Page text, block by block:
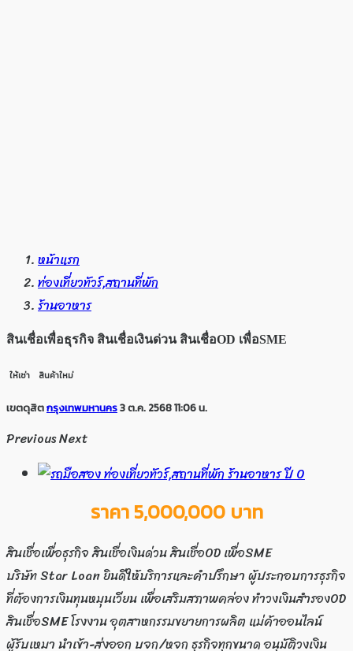
หน้าแรก
ท่องเที่ยวทัวร์,สถานที่พัก
ร้านอาหาร
สินเชื่อเพื่อธุรกิจ สินเชื่อเงินด่วน สินเชื่อOD เพื่อSME
ให้เช่า สินค้าใหม่
เขตดุสิตกรุงเทพมหานคร3 ต.ค. 2568 11:06 น.
PreviousNext
ราคา 5,000,000 บาท
สินเชื่อเพื่อธุรกิจ สินเชื่อเงินด่วน สินเชื่อOD เพื่อSME
บริษัท Star Loan ยินดีให้บริการและคำปรึกษา ผู้ประกอบการธุรกิจ
ที่ต้องการเงินทุนหมุนเวียน เพื่อเสริมสภาพคล่อง ทำวงเงินสำรองOD
สินเชื่อSME โรงงาน อุตสาหกรรมขยายการผลิต แม่ค้าออนไลน์
ผู้รับเหมา นำเข้า-ส่งออก บจก/หจก ธุรกิจทุกขนาด อนุมัติวงเงิน